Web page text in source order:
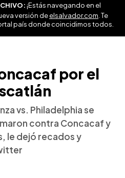
¡Estás navegando en el
versión deelsalvador.com . Te
país donde coincidimos todos.
por el
vs. Philadelphia se
contra Concacaf y
le dejó recados y